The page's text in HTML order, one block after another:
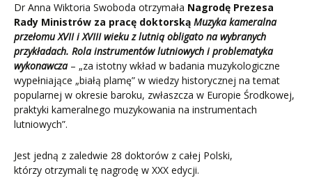
Dr Anna Wiktoria Swoboda otrzymała Nagrodę Prezesa
Rady Ministrów za pracę doktorską Muzyka kameralna
przełomu XVII i XVIII wieku z lutnią obligato na wybranych
przykładach. Rola instrumentów lutniowych i problematyka
wykonawcza – „za istotny wkład w badania muzykologiczne
wypełniające „białą plamę” w wiedzy historycznej na temat
popularnej w okresie baroku, zwłaszcza w Europie Środkowej,
praktyki kameralnego muzykowania na instrumentach
lutniowych”.
Jest jedną z zaledwie 28 doktorów z całej Polski,
którzy otrzymali tę nagrodę w XXX edycji.